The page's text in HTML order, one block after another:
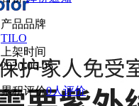
产品品牌
TILO
上架时间
2020-06-05
累积评价0人评价